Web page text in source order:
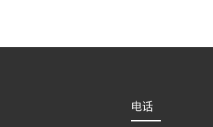
电话